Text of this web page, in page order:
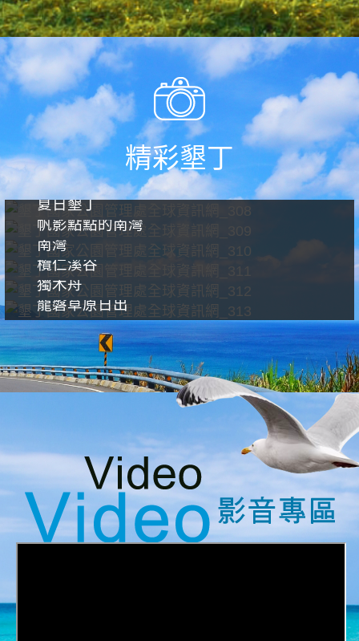
精彩墾丁
夏日墾丁
帆影點點的南灣
南灣
欖仁溪谷
獨木舟
龍磐草原日出